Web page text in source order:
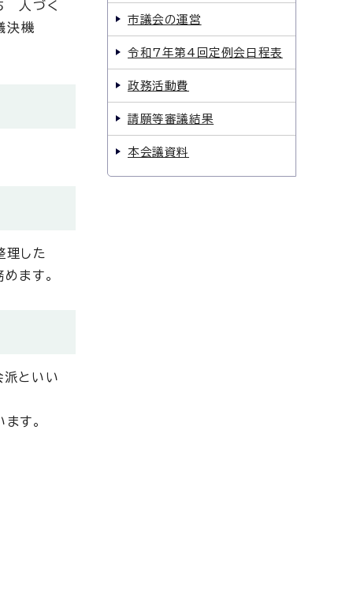
人づく
決機
理した
ます。
派といい
す。
市議会の運営
令和7年第4回定例会日程表
政務活動費
請願等審議結果
本会議資料